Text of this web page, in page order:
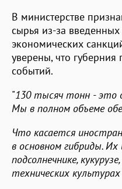
В министерстве
сырья из-за
экономических
уверены, что губерния
событий.
"130 тысяч тонн - это
Мы в полном объеме
Что касается
в основном гибриды.
подсолнечнике,
технических культурах